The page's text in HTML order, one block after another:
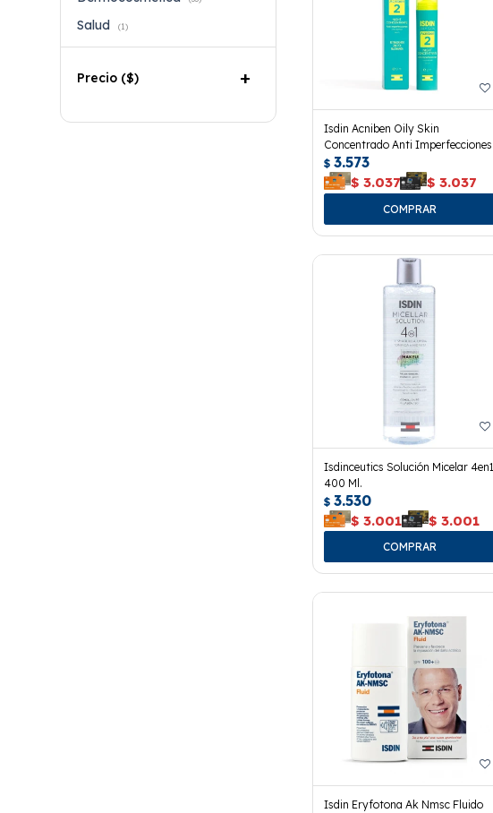
Isdin Acniben Oily Skin
Concentrado Anti Imperfecciones
$ 3.573
$ 3.037 $ 3.037
Isdinceutics Solución Micelar 4en1
400 Ml.
$ 3.530
$ 3.001 $ 3.001
Isdin Eryfotona Ak Nmsc Fluido
Salud (1)
Precio ($)